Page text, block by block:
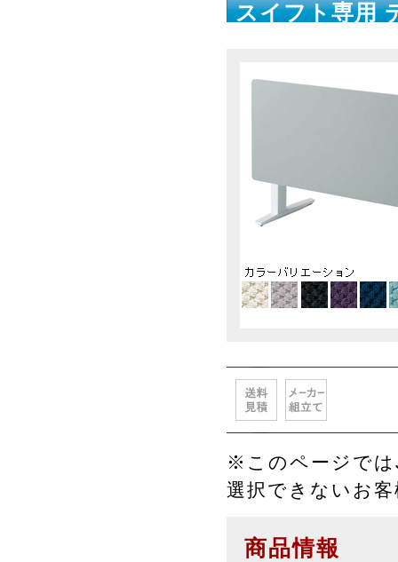
スイフト専用
※このページで
選択できないお
商品情報